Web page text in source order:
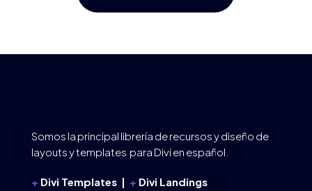
Somos la principal librería de recursos y diseño de
layouts y templates para Divi en español.
+ Divi Templates | + Divi Landings